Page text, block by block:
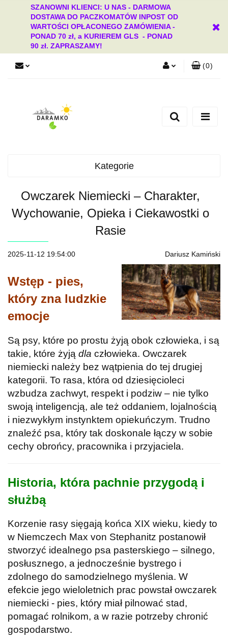
SZANOWNI KLIENCI: U NAS - DARMOWA
DOSTAWA DO PACZKOMATÓW INPOST OD
WARTOŚCI OPŁACONEGO ZAMÓWIENIA -
PONAD 70 zł, a KURIEREM GLS - PONAD
90 zł. ZAPRASZAMY!
Dodaj zgłoszenie
(0)
Kategorie
Owczarek Niemiecki – Charakter,
Wychowanie, Opieka i Ciekawostki o
Rasie
2025-11-12 19:54:00 Dariusz Kamiński
Wstęp - pies,
który zna ludzkie
emocje
Są psy, które po prostu żyją obok człowieka, i są
takie, które żyją dla człowieka. Owczarek
niemiecki należy bez wątpienia do tej drugiej
kategorii. To rasa, która od dziesięcioleci
wzbudza zachwyt, respekt i podziw – nie tylko
swoją inteligencją, ale też oddaniem, lojalnością
i niezwykłym instynktem opiekuńczym. Trudno
znaleźć psa, który tak doskonale łączy w sobie
cechy obrońcy, pracownika i przyjaciela.
Historia, która pachnie przygodą i
służbą
Korzenie rasy sięgają końca XIX wieku, kiedy to
w Niemczech Max von Stephanitz postanowił
stworzyć idealnego psa pasterskiego – silnego,
posłusznego, a jednocześnie bystrego i
zdolnego do samodzielnego myślenia. W
efekcie jego wieloletnich prac powstał owczarek
niemiecki - pies, który miał pilnować stad,
pomagać rolnikom, a w razie potrzeby chronić
gospodarstwo.